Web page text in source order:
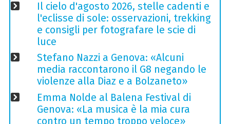
Il cielo d'agosto 2026, stelle cadenti e
l'eclisse di sole: osservazioni, trekking
e consigli per fotografare le scie di
luce
Stefano Nazzi a Genova: «Alcuni
media raccontarono il G8 negando le
violenze alla Diaz e a Bolzaneto»
Emma Nolde al Balena Festival di
Genova: «La musica è la mia cura
contro un tempo troppo veloce»